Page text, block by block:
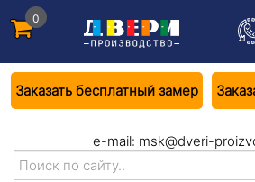
0
Заказать бесплатный замер
e-mail: msk@dveri-